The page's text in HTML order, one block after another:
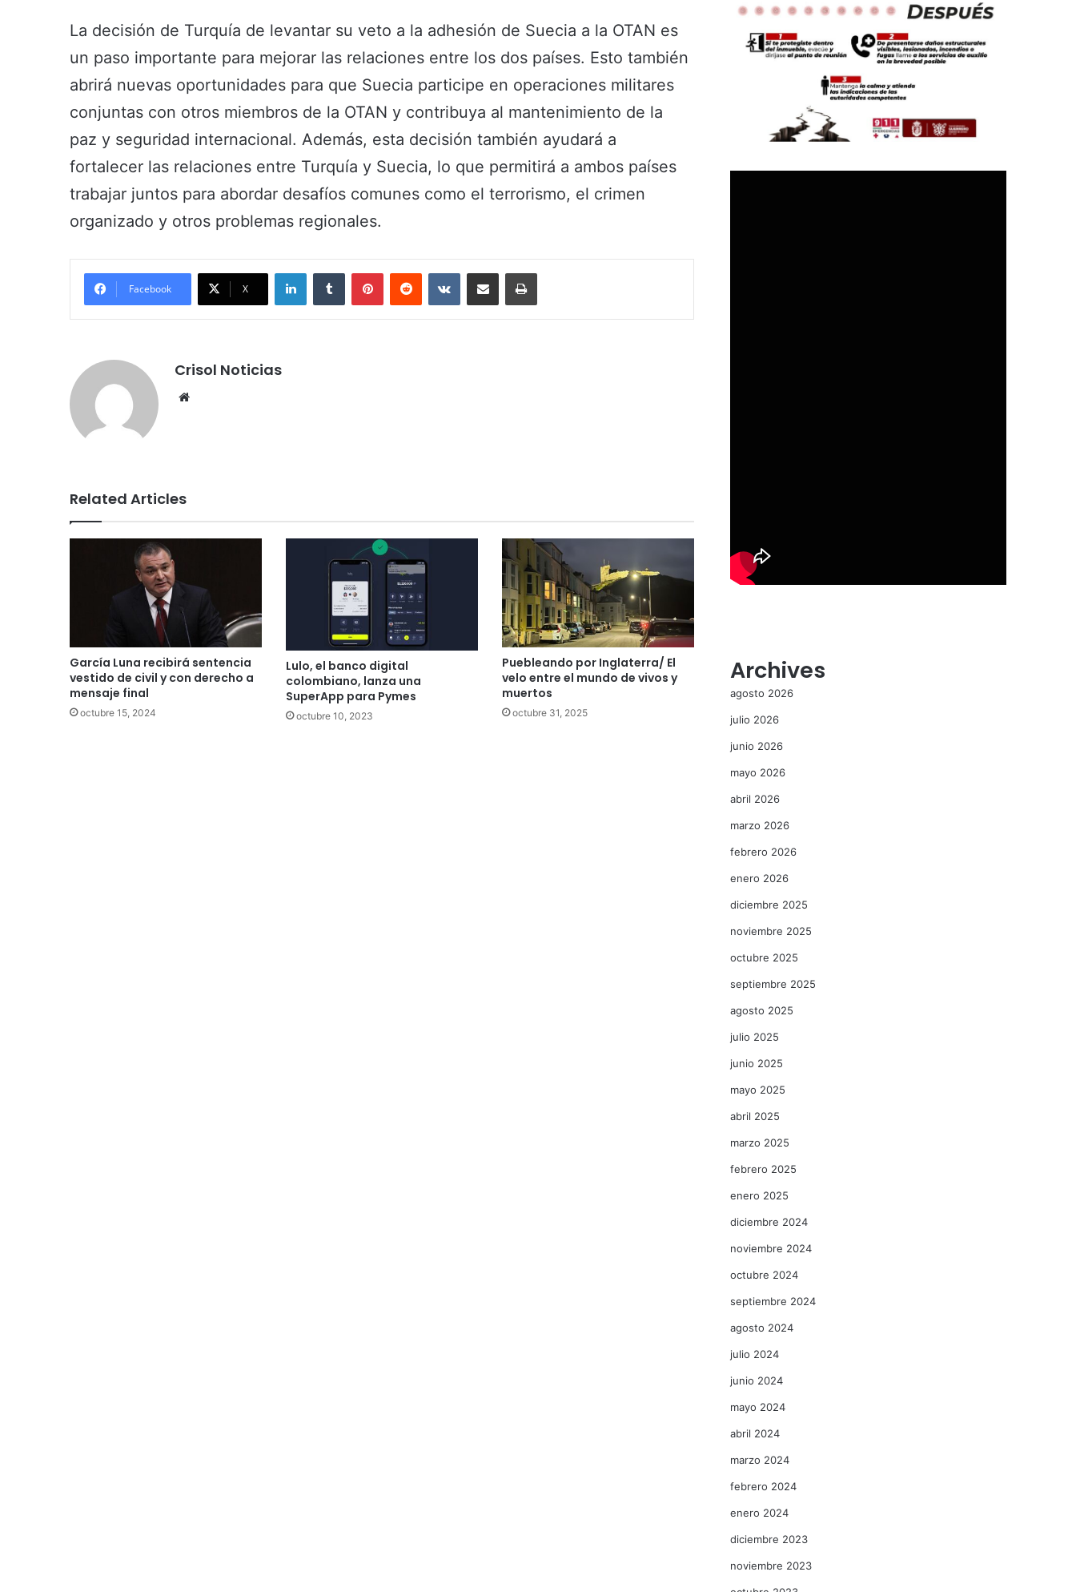
La decisión de Turquía de levantar su veto a la adhesión de Suecia a la OTAN es
un paso importante para mejorar las relaciones entre los dos países. Esto también
abrirá nuevas oportunidades para que Suecia participe en operaciones militares
conjuntas con otros miembros de la OTAN y contribuya al mantenimiento de la
paz y seguridad internacional. Además, esta decisión también ayudará a
fortalecer las relaciones entre Turquía y Suecia, lo que permitirá a ambos países
trabajar juntos para abordar desafíos comunes como el terrorismo, el crimen
organizado y otros problemas regionales.
Facebook X
Crisol Noticias
Related Articles
García Luna recibirá sentencia
vestido de civil y con derecho a
mensaje final
octubre 15, 2024
Lulo, el banco digital
colombiano, lanza una
SuperApp para Pymes
octubre 10, 2023
Puebleando por Inglaterra/ El
velo entre el mundo de vivos y
muertos
octubre 31, 2025
Archives
agosto 2026
julio 2026
junio 2026
mayo 2026
abril 2026
marzo 2026
febrero 2026
enero 2026
diciembre 2025
noviembre 2025
octubre 2025
septiembre 2025
agosto 2025
julio 2025
junio 2025
mayo 2025
abril 2025
marzo 2025
febrero 2025
enero 2025
diciembre 2024
noviembre 2024
octubre 2024
septiembre 2024
agosto 2024
julio 2024
junio 2024
mayo 2024
abril 2024
marzo 2024
febrero 2024
enero 2024
diciembre 2023
noviembre 2023